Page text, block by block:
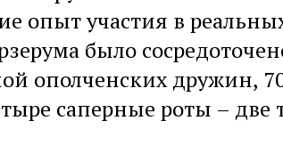
опыт участия в
было
ополченских дружин,
саперные роты – две